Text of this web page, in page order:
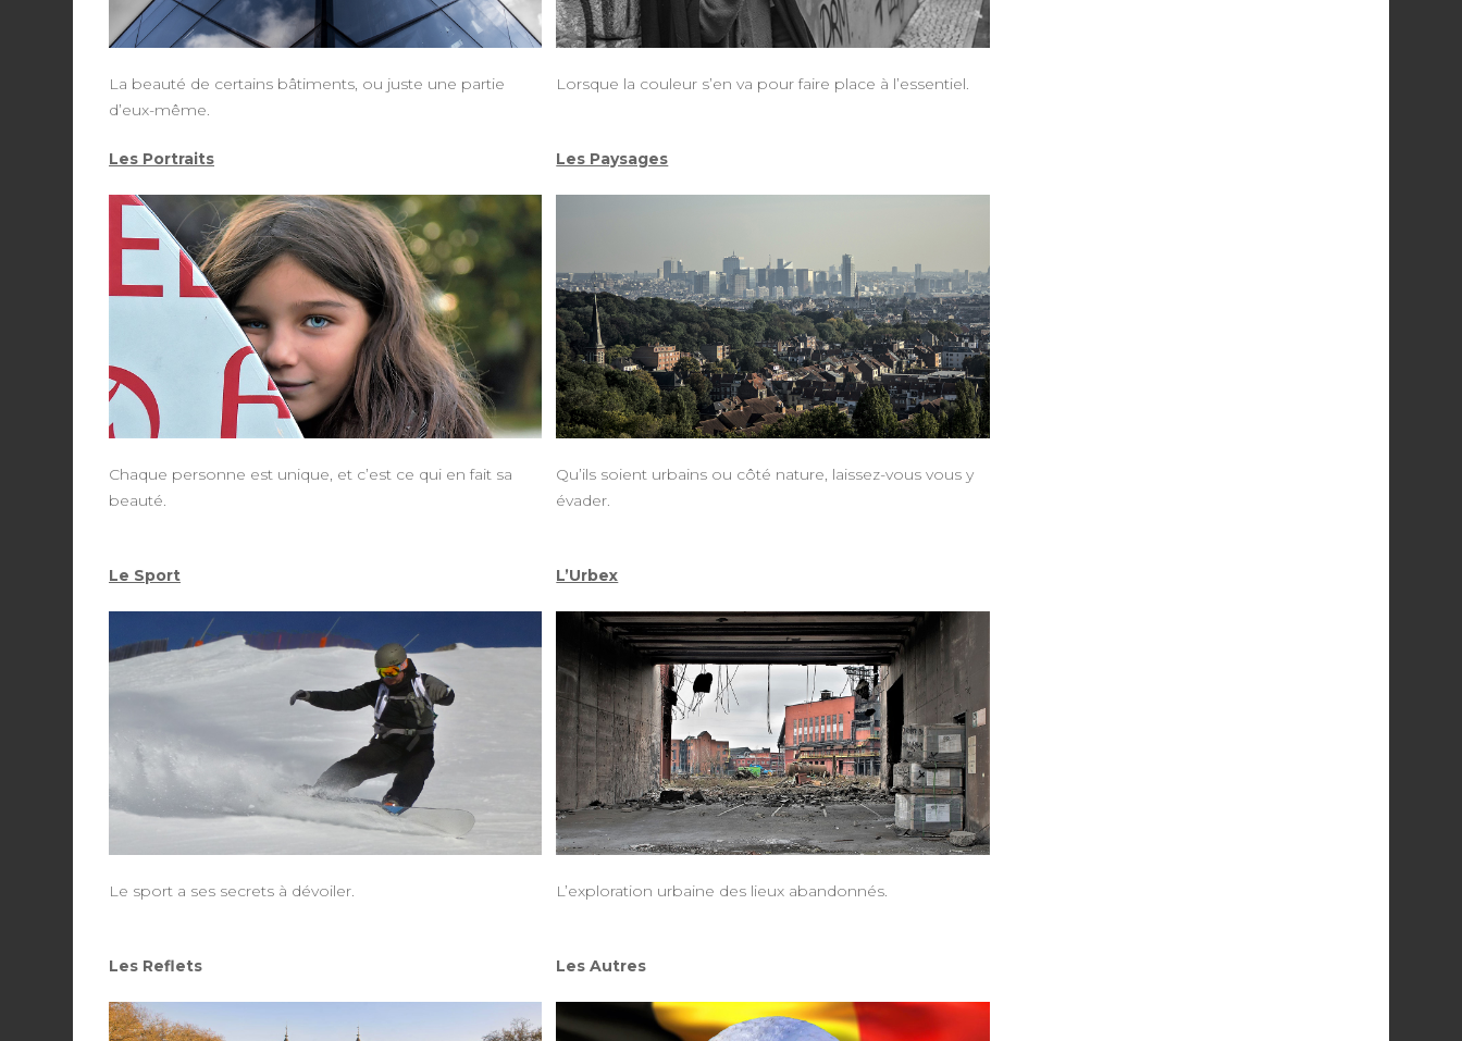
La beauté de certains bâtiments, ou juste une partie
d’eux-même.
Lorsque la couleur s’en va pour faire place à l’essentiel.
Les Portraits
Chaque personne est unique, et c’est ce qui en fait sa
beauté.
Les Paysages
Qu’ils soient urbains ou côté nature, laissez-vous vous y
évader.
Le Sport
Le sport a ses secrets à dévoiler.
L’Urbex
L’exploration urbaine des lieux abandonnés.
Les Reflets Les Autres